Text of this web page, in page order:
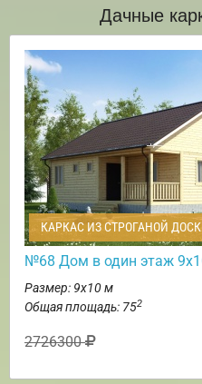
Дачные
КАРКАС ИЗ СТРОГАНОЙ
№68 Дом в один этаж
Размер: 9х10 м
Общая площадь: 752
2726300